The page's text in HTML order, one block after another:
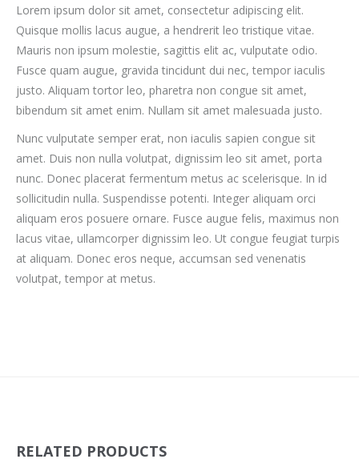
Lorem ipsum dolor sit amet, consectetur adipiscing elit.
Quisque mollis lacus augue, a hendrerit leo tristique vitae.
Mauris non ipsum molestie, sagittis elit ac, vulputate odio.
Fusce quam augue, gravida tincidunt dui nec, tempor iaculis
justo. Aliquam tortor leo, pharetra non congue sit amet,
bibendum sit amet enim. Nullam sit amet malesuada justo.
Nunc vulputate semper erat, non iaculis sapien congue sit
amet. Duis non nulla volutpat, dignissim leo sit amet, porta
nunc. Donec placerat fermentum metus ac scelerisque. In id
sollicitudin nulla. Suspendisse potenti. Integer aliquam orci
aliquam eros posuere ornare. Fusce augue felis, maximus non
lacus vitae, ullamcorper dignissim leo. Ut congue feugiat turpis
at aliquam. Donec eros neque, accumsan sed venenatis
volutpat, tempor at metus.
RELATED PRODUCTS